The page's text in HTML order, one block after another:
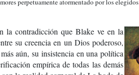
perpetuamente atormentado por los elegidos
la contradicción que Blake ve en la
su creencia en un Dios poderoso,
aún, su insistencia en una política
empírica de todas las demás